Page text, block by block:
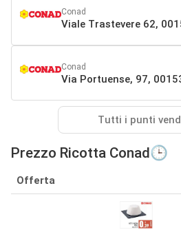
Conad
Viale Trastevere 62,
Conad
Via Portuense, 97,
Tutti i punti
Prezzo Ricotta Conad🕒
Offerta